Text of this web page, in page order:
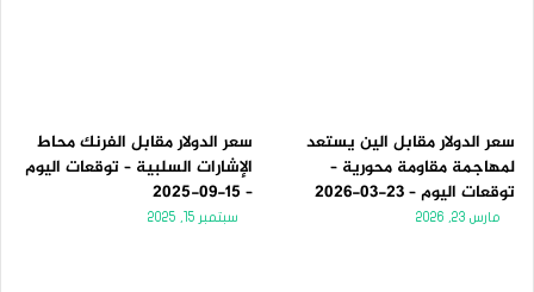
سعر الدولار مقابل الين يستعد
لمهاجمة مقاومة محورية –
توقعات اليوم – 23-03-2026
مارس 23, 2026
سعر الدولار مقابل الفرنك محاط
الإشارات السلبية – توقعات اليوم
– 15-09-2025
سبتمبر 15, 2025